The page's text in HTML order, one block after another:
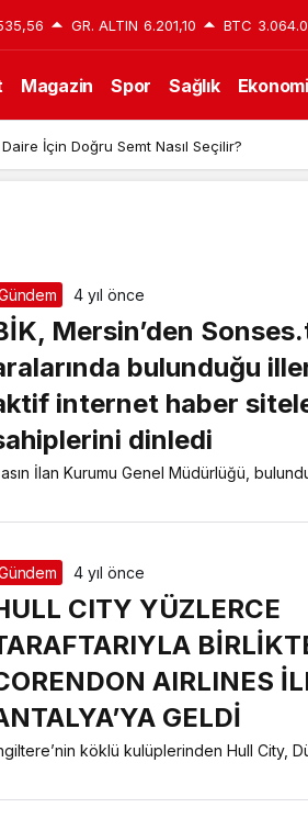
GR. ALTIN 6.201,10 BTC
Magazin Spor Sağlık Ekonomi
İçin Doğru Semt Nasıl Seçilir?
4 yıl önce
Mersin’den
bulunduğu
internet haber
dinledi
İlan Kurumu Genel Müdürlüğü,
4 yıl önce
CITY YÜZLERCE
AIRLINES
GELDİ
köklü kulüplerinden Hull City,